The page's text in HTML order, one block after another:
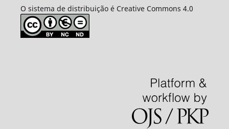
O sistema de distribuição é Creative Commons 4.0